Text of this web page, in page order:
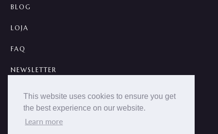
This website uses cookies to ensure you get
the best experience on our website.
Learn more
BLOG
LOJA
FAQ
NEWSLETTER